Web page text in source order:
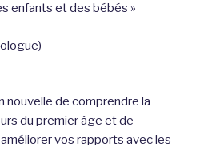
enfants et des bébés »
nouvelle de comprendre la
du premier âge et de
améliorer vos rapports avec les